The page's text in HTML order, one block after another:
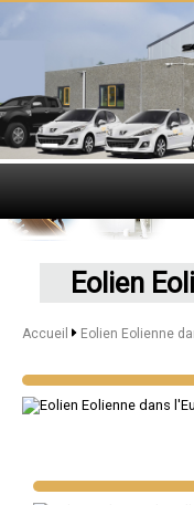
Eolien
Accueil Eolien Eolienne